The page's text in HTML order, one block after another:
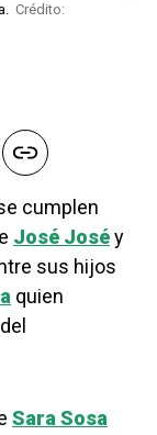
Crédito:
cumplen
José Joséy
sus hijos
quien
Sara Sosa